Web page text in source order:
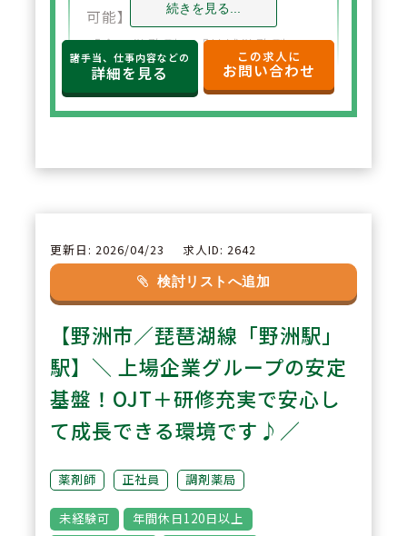
可能】
「全国勤務型」「地域勤務型」
「自宅通勤型」の3パターンから
コース選択が可能。全国勤務・地
支給あり。
POINT2
【ワークライフバランスを目指せ
る環境】
年間休日120日以上、有給休暇の
取得日数平均は12.9日。また残業
についても全社平均5.5時間／月
とオンオフのメリハリのつけやす
続きを見る...
諸手当、仕事内容などの
詳細を見る
この求人に
お問い合わせ
更新日: 2026/04/23 求人ID: 2642
検討リストへ追加
【野洲市／琵琶湖線「野洲駅」
駅】＼ 上場企業グループの安定
基盤！OJT＋研修充実で安心し
て成長できる環境です♪／
薬剤師 正社員 調剤薬局
未経験可
年間休日120日以上